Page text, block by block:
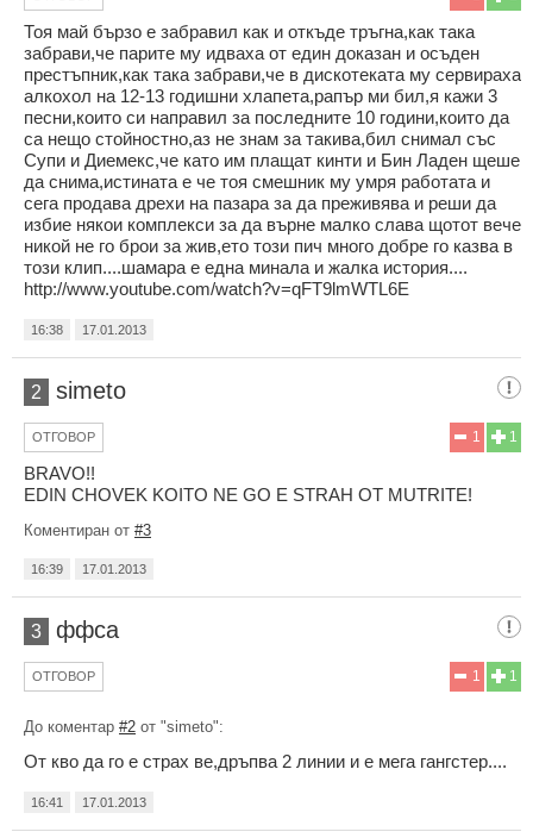
Тоя май бързо е забравил как и откъде тръгна,как така
забрави,че парите му идваха от един доказан и осъден
престъпник,как така забрави,че в дискотеката му сервираха
алкохол на 12-13 годишни хлапета,рапър ми бил,я кажи 3
песни,които си направил за последните 10 години,които да
са нещо стойностно,аз не знам за такива,бил снимал със
Супи и Диемекс,че като им плащат кинти и Бин Ладен щеше
да снима,истината е че тоя смешник му умря работата и
сега продава дрехи на пазара за да преживява и реши да
избие някои комплекси за да върне малко слава щотот вече
никой не го брои за жив,ето този пич много добре го казва в
този клип....шамара е една минала и жалка история....
http://www.youtube.com/watch?v=qFT9lmWTL6E
16:38 17.01.2013
2 simeto
1
1
ОТГОВОР
BRAVO!!
EDIN CHOVEK KOITO NE GO E STRAH OT MUTRITE!
Коментиран от #3
16:39 17.01.2013
3 ффса
1
1
ОТГОВОР
До коментар #2 от "simeto":
От кво да го е страх ве,дръпва 2 линии и е мега гангстер....
16:41 17.01.2013